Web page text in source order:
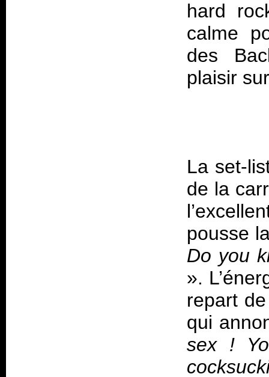
hard
calme
des
La set-
de la
pousse
Do you
».
repart
qui
sex !